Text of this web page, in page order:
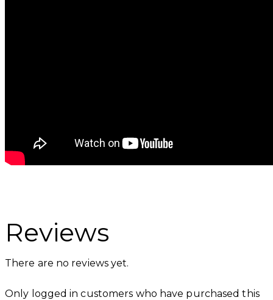
Reviews
There are no reviews yet.
Only logged in customers who have purchased this